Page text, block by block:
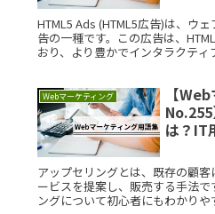
HTML5 Ads (HTML5広告)は、ウ
告の一種です。この広告は、
おり、より豊かでインタラクテ
Webマーケティング
【
は？IT
アップセリングとは、既存の顧
ービスを提案し、販売する手法
ングについて初心者にもわかり